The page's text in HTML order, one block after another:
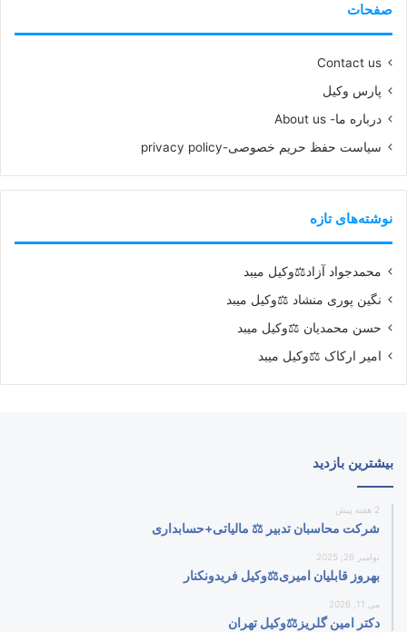
صفحات
Contact us
پارس وکیل
درباره ما- About us
سیاست حفظ حریم خصوصی-privacy policy
نوشته‌های تازه
محمدجواد آزاد⚖️وکیل میبد
نگین پوری منشاد ⚖️وکیل میبد
حسن محمدیان ⚖️وکیل میبد
امیر ارکاک ⚖️وکیل میبد
بیشترین بازدید
2 هفته پیش
شرکت محاسبان تدبیر ⚖️ مالیاتی+حسابداری
نوامبر 26, 2025
بهروز قابلیان امیری⚖️وکیل فریدونکنار
می 11, 2026
دکتر امین گلریز⚖️وکیل تهران